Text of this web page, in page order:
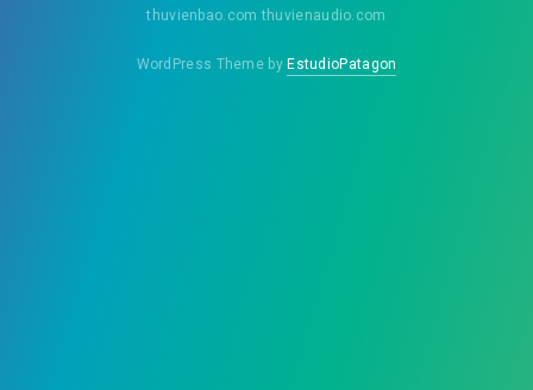
thuvienbao.com thuvienaudio.com
WordPress Theme byEstudioPatagon